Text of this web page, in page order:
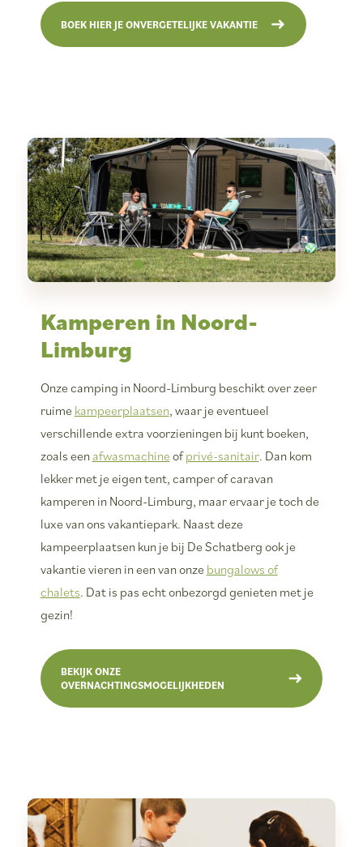
BOEK HIER JE ONVERGETELIJKE VAKANTIE
Kamperen in Noord-
Limburg
Onze camping in Noord-Limburg beschikt over zeer
ruime kampeerplaatsen, waar je eventueel
verschillende extra voorzieningen bij kunt boeken,
zoals eenafwasmachine ofprivé-sanitair. Dan kom
lekker met je eigen tent, camper of caravan
kamperen in Noord-Limburg, maar ervaar je toch de
luxe van ons vakantiepark. Naast deze
kampeerplaatsen kun je bij De Schatberg ook je
vakantie vieren in een van onze bungalows of
chalets. Dat is pas echt onbezorgd genieten met je
gezin!
BEKIJK ONZE
OVERNACHTINGSMOGELIJKHEDEN